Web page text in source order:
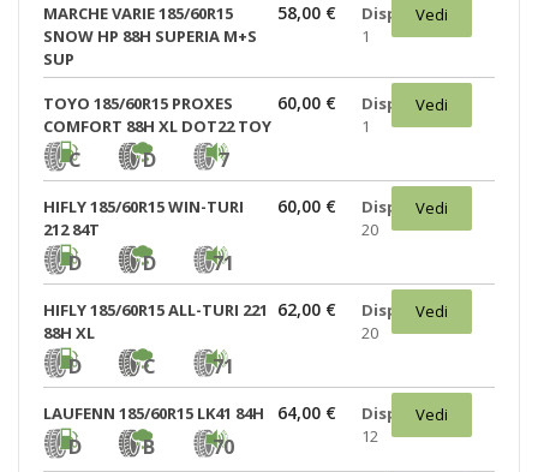
MARCHE VARIE 185/60R15
SNOW HP 88H SUPERIA M+S
SUP
58,00 €
Disponibili:
1
Vedi
TOYO 185/60R15 PROXES
COMFORT 88H XL DOT22 TOY
C D 7
60,00 €
Disponibili:
1
Vedi
HIFLY 185/60R15 WIN-TURI
212 84T
D D 71
60,00 €
Disponibili:
20
Vedi
HIFLY 185/60R15 ALL-TURI 221
88H XL
D C 71
62,00 €
Disponibili:
20
Vedi
LAUFENN 185/60R15 LK41 84H
D B 70
64,00 €
Disponibili:
12
Vedi